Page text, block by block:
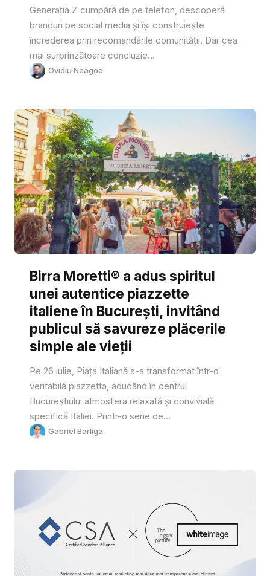
Generația Z cumpără de pe telefon, descoperă
branduri pe social media și își construiește
încrederea prin recomandările comunității. Dar cea
mai surprinzătoare concluzie...
Ovidiu Neagoe
Birra Moretti® a adus spiritul
unei autentice piazzette
italiene în București, invitând
publicul să savureze plăcerile
simple ale vieții
Pe 26 iulie, Piața Italiană s-a transformat într-o
veritabilă piazzetta, aducând în centrul
Bucureștiului atmosfera relaxată și convivială
specifică Italiei. Printr-o serie de...
Gabriel Barliga